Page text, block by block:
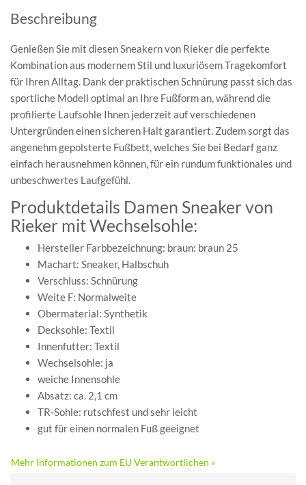
Beschreibung
Genießen Sie mit diesen Sneakern von Rieker die perfekte
Kombination aus modernem Stil und luxuriösem Tragekomfort
für Ihren Alltag. Dank der praktischen Schnürung passt sich das
sportliche Modell optimal an Ihre Fußform an, während die
profilierte Laufsohle Ihnen jederzeit auf verschiedenen
Untergründen einen sicheren Halt garantiert. Zudem sorgt das
angenehm gepolsterte Fußbett, welches Sie bei Bedarf ganz
einfach herausnehmen können, für ein rundum funktionales und
unbeschwertes Laufgefühl.
Produktdetails Damen Sneaker von
Rieker mit Wechselsohle:
Hersteller Farbbezeichnung: braun: braun 25
Machart: Sneaker, Halbschuh
Verschluss: Schnürung
Weite F: Normalweite
Obermaterial: Synthetik
Decksohle: Textil
Innenfutter: Textil
Wechselsohle: ja
weiche Innensohle
Absatz: ca. 2,1 cm
TR-Sohle: rutschfest und sehr leicht
gut für einen normalen Fuß geeignet
Mehr Informationen zum EU Verantwortlichen »